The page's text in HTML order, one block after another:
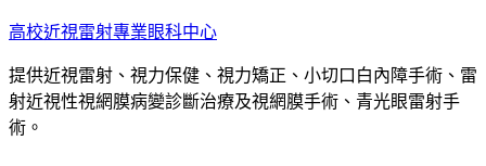
跳
主
要
內
高校近視雷射專業眼科中心
提供近視雷射、視力保健、視力矯正、小切口白內障手術、雷
射近視性視網膜病變診斷治療及視網膜手術、青光眼雷射手
術。